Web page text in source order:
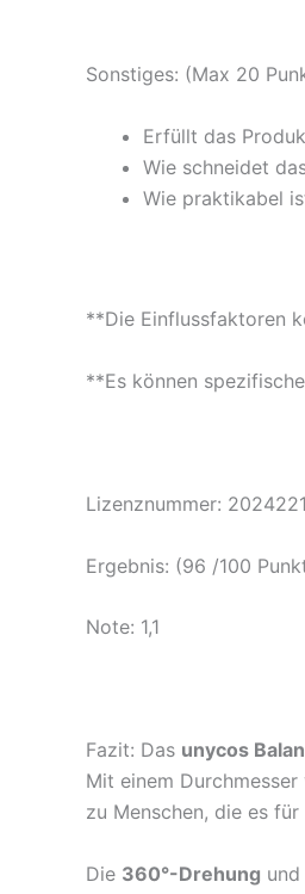
Sonstiges: (Max 20
Erfüllt das
Wie schneidet
Wie praktikabel
**Die Einflussfaktoren
**Es können
Lizenznummer:
Ergebnis: (96 /100
Note: 1,1
Fazit: Das unycos
Mit einem Durchmesser
zu Menschen, die es für
Die 360°-Drehung